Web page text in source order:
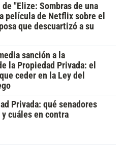
"Elize: Sombras de una
película de Netflix sobre el
que descuartizó a su
sanción a la
la Propiedad Privada: el
ceder en la Ley del
Privada: qué senadores
cuáles en contra